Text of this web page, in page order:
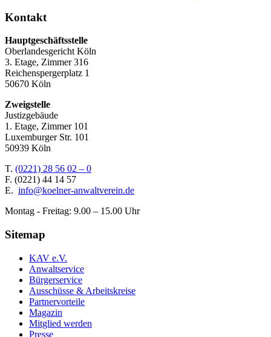
Kontakt
Hauptgeschäftsstelle
Oberlandesgericht Köln
3. Etage, Zimmer 316
Reichenspergerplatz 1
50670 Köln
Zweigstelle
Justizgebäude
1. Etage, Zimmer 101
Luxemburger Str. 101
50939 Köln
T. (0221) 28 56 02 – 0
F. (0221) 44 14 57
E. info@koelner-anwaltverein.de
Montag - Freitag: 9.00 – 15.00 Uhr
Sitemap
KAV e.V.
Anwaltservice
Bürgerservice
Ausschüsse & Arbeitskreise
Partnervorteile
Magazin
Mitglied werden
Presse